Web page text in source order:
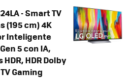
- Smart TV
(195 cm) 4K
Inteligente
5 con IA,
HDR Dolby
Gaming